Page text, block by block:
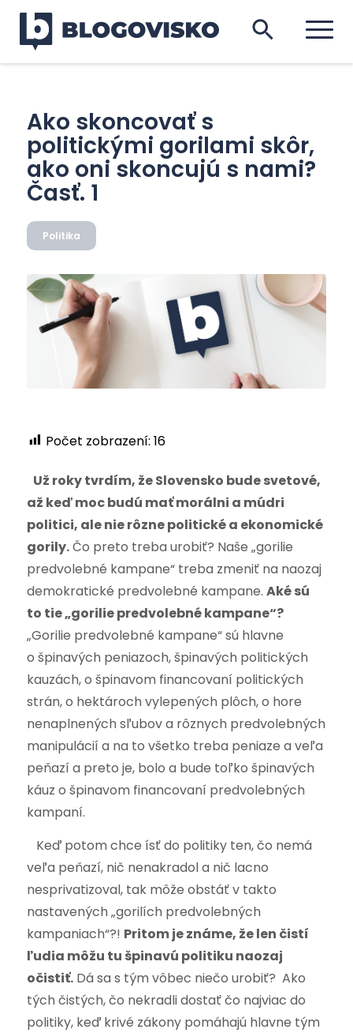
Ako skoncovať s
politickými gorilami skôr,
ako oni skoncujú s nami?
Časť. 1
Politika
Počet zobrazení: 16
Už roky tvrdím, že Slovensko bude svetové,
až keď moc budú mať morálni a múdri
politici, ale nie rôzne politické a ekonomické
gorily.Čo preto treba urobiť? Naše „gorilie
predvolebné kampane“ treba zmeniť na naozaj
demokratické predvolebné kampane. Aké sú
to tie „gorilie predvolebné kampane“?
„Gorilie predvolebné kampane“ sú hlavne
o špinavých peniazoch, špinavých politických
kauzách, o špinavom financovaní politických
strán, o hektároch vylepených plôch, o hore
nenaplnených sľubov a rôznych predvolebných
manipulácií a na to všetko treba peniaze a veľa
peňazí a preto je, bolo a bude toľko špinavých
káuz o špinavom financovaní predvolebných
kampaní.
Keď potom chce ísť do politiky ten, čo nemá
veľa peňazí, nič nenakradol a nič lacno
nesprivatizoval, tak môže obstáť v takto
nastavených „gorilích predvolebných
kampaniach“?! Pritom je známe, že len čistí
ľudia môžu tu špinavú politiku naozaj
očistiť.Dá sa s tým vôbec niečo urobiť? Ako
tých čistých, čo nekradli dostať čo najviac do
politiky, keď krivé zákony pomáhajú hlavne tým